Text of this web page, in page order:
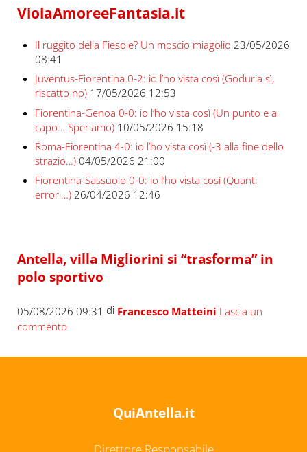
ViolaAmoreeFantasia.it
Il ruggito della Fiesole? Un moscio miagolio 23/05/2026
08:41
Juventus-Fiorentina 0-2: io l’ho vista così (Goduria sì,
riscatto no) 17/05/2026 12:53
Fiorentina-Genoa 0-0: io l’ho vista così (Un punto e a
capo… Speriamo) 10/05/2026 15:18
Roma-Fiorentina 4-0: io l’ho vista così (-3 alla fine dello
strazio…) 04/05/2026 21:00
Fiorentina-Sassuolo 0-0: io l’ho vista così (Quanti
errori…) 26/04/2026 12:46
Antella, villa Migliorini si “trasforma” in
polo sportivo
05/08/2026 09:31 di Francesco Matteini Lascia un
commento
QuiAntella.it